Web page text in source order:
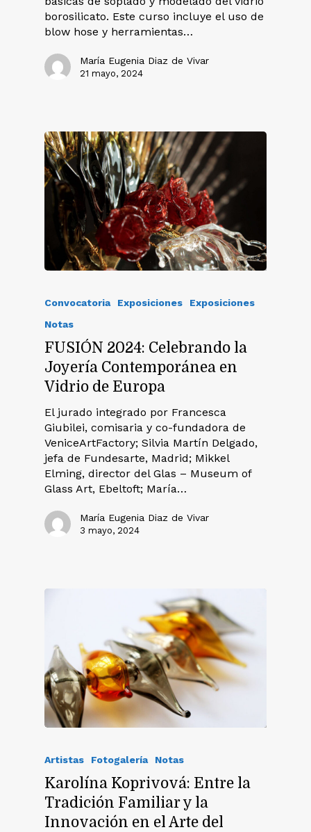
borosilicato. Este curso incluye el uso de
blow hose y herramientas…
María Eugenia Diaz de Vivar
21 mayo, 2024
Convocatoria Exposiciones
Exposiciones
Notas
FUSIÓN 2024: Celebrando la
Joyería Contemporánea en
Vidrio de Europa
El jurado integrado por Francesca
Giubilei, comisaria y co-fundadora de
VeniceArtFactory; Silvia Martín Delgado,
jefa de Fundesarte, Madrid; Mikkel
Elming, director del Glas – Museum of
Glass Art, Ebeltoft; María…
María Eugenia Diaz de Vivar
3 mayo, 2024
Artistas Fotogalería Notas
Karolína Koprivová: Entre la
Tradición Familiar y la
Innovación en el Arte del